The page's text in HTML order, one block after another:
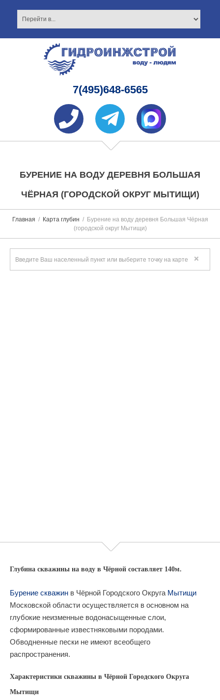
7(495)648-6565
БУРЕНИЕ НА ВОДУ ДЕРЕВНЯ БОЛЬШАЯ
ЧЁРНАЯ (ГОРОДСКОЙ ОКРУГ МЫТИЩИ)
Главная Карта глубин
Бурение на воду деревня Большая Чёрная
(городской округ Мытищи)
Глубина скважины на воду в Чёрной составляет 140м.
Бурение скважин в Чёрной Городского Округа Мытищи
Московской области осуществляется в основном на
глубокие неизменные водонасыщенные слои,
сформированные известняковыми породами.
Обводненные пески не имеют всеобщего
распространения.
Характеристики скважины в Чёрной Городского Округа
Мытищи